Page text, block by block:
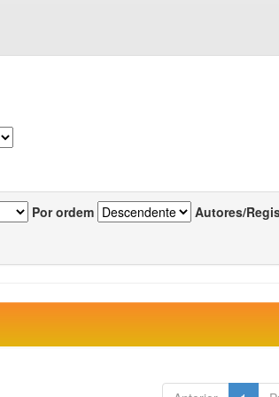
Por ordem Autores/